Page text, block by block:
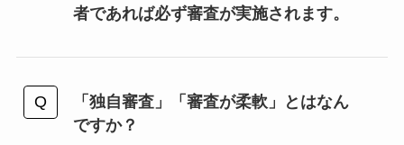
者であれば必ず審査が実施されます。
「独自審査」「審査が柔軟」とはなん
ですか？